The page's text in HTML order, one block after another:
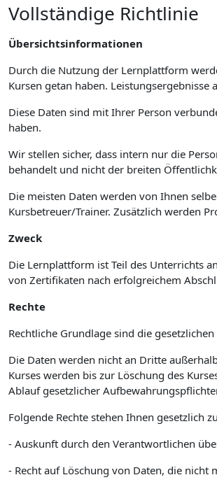
Vollständige Richtlinie
Übersichtsinformationen
Durch die Nutzung der Lernplattform
Kursen getan haben. Leistungsergebnisse
Diese Daten sind mit Ihrer Person
haben.
Wir stellen sicher, dass intern nur die
behandelt und nicht der breiten
Die meisten Daten werden von Ihnen
Kursbetreuer/Trainer. Zusätzlich werden
Zweck
Die Lernplattform ist Teil des Unterrichts
von Zertifikaten nach erfolgreichem
Rechte
Rechtliche Grundlage sind die
Die Daten werden nicht an Dritte
Kurses werden bis zur Löschung des
Ablauf gesetzlicher
Folgende Rechte stehen Ihnen gesetzlich
- Auskunft durch den Verantwortlichen
- Recht auf Löschung von Daten, die nicht